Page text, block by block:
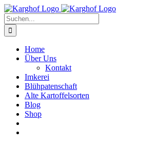
Zum
Inhalt
springen
Instagram
Facebook
Suche
nach:
Home
Über Uns
Kontakt
Imkerei
Blühpatenschaft
Alte Kartoffelsorten
Blog
Shop